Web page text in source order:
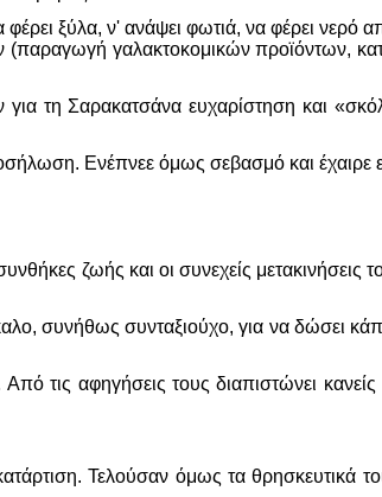
φέρει ξύλα, ν' ανάψει φωτιά, να φέρει
(παραγωγή γαλακτοκομικών προϊόντων,
για τη Σαρακατσάνα ευχαρίστηση και
Ενέπνεε όμως σεβασμό και έχαιρε
ζωής και οι συνεχείς μετακινήσεις
συνήθως συνταξιούχο, για να δώσει
τις αφηγήσεις τους διαπιστώνει
Τελούσαν όμως τα θρησκευτικά